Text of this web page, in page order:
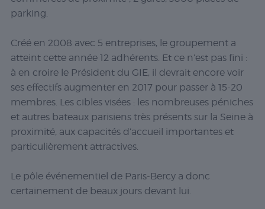
parking.
Créé en 2008 avec 5 entreprises, le groupement a
atteint cette année 12 adhérents. Et ce n’est pas fini :
à en croire le Président du GIE, il devrait encore voir
ses effectifs augmenter en 2017 pour passer à 15-20
membres. Les cibles visées : les nombreuses péniches
et autres bateaux parisiens très présents sur la Seine à
proximité, aux capacités d’accueil importantes et
particulièrement attractives.
Le pôle événementiel de Paris-Bercy a donc
certainement de beaux jours devant lui.